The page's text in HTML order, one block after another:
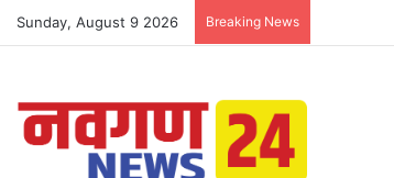
Sunday, August 9 2026 Breaking News